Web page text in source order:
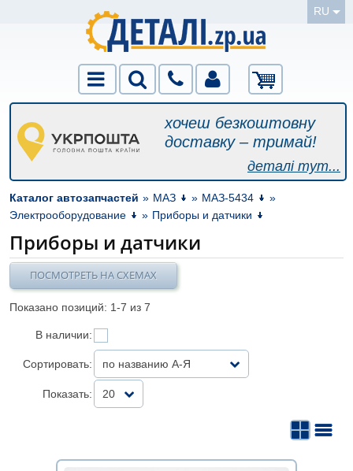
RU
хочеш безкоштовну
доставку – тримай!
деталі тут...
Каталог автозапчастей » МАЗ » МАЗ-5434
»
Электрооборудование
» Приборы и датчики
Приборы и датчики
ПОСМОТРЕТЬ НА СХЕМАХ
Показано позиций: 1-7 из 7
В наличии:
Сортировать: по названию А-Я
Показать: 20